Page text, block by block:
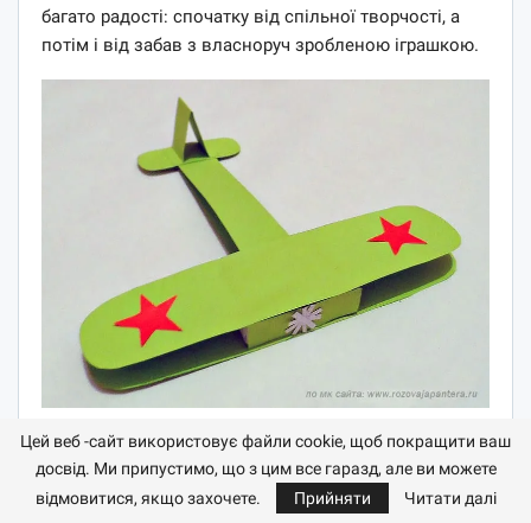
багато радості: спочатку від спільної творчості, а
потім і від забав з власноруч зробленою іграшкою.
Для роботи знадобляться такі підручні матеріали:
кольоровий папір;
Цей веб -сайт використовує файли cookie, щоб покращити ваш
досвід. Ми припустимо, що з цим все гаразд, але ви можете
відмовитися, якщо захочете.
Прийняти Читати далі